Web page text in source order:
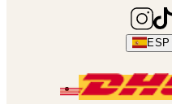
ESP